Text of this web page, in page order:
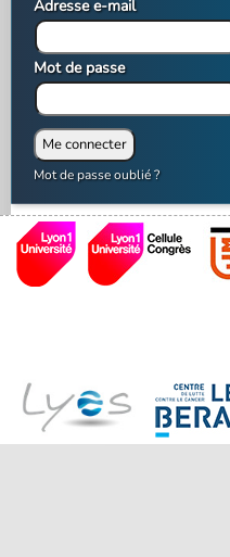
Mot de passe oublié ?
Adresse e-mail
Mot de passe